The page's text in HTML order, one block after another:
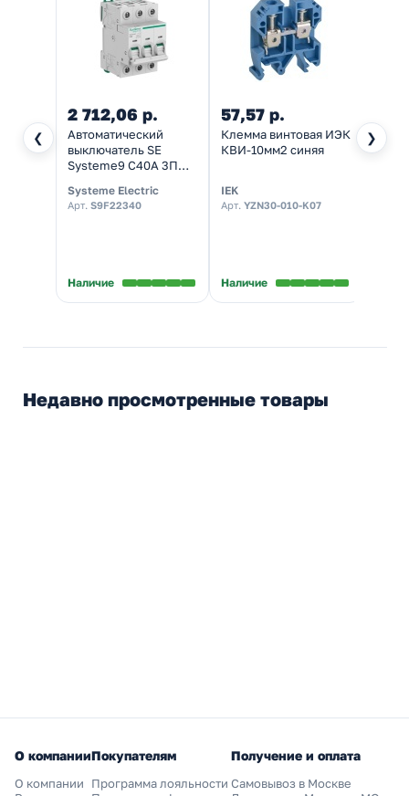
❮ ❯
2 712,06 р.
Автоматический
выключатель SE
Systeme9 С40А 3П
электрический)
Systeme Electric
Арт. S9F22340
Наличие
57,57 р.
Клемма винтовая ИЭК
КВИ-10мм2 синяя
IEK
Арт. YZN30-010-K07
Наличие
КВИ-
Недавно просмотренные товары
О компании
О компании
Покупателям
Программа лояльности
Получение и оплата
Самовывоз в Москве